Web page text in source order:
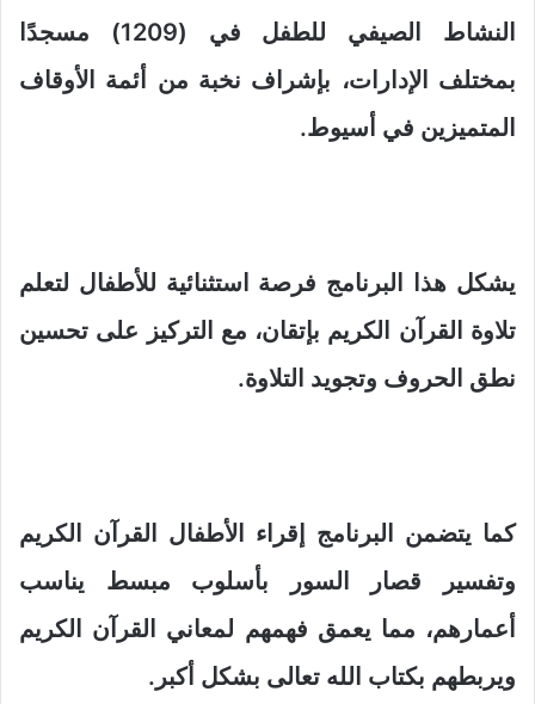
النشاط الصيفي للطفل في (1209) مسجدًا
بمختلف الإدارات، بإشراف نخبة من أئمة الأوقاف
المتميزين في أسيوط.
يشكل هذا البرنامج فرصة استثنائية للأطفال لتعلم
تلاوة القرآن الكريم بإتقان، مع التركيز على تحسين
نطق الحروف وتجويد التلاوة.
كما يتضمن البرنامج إقراء الأطفال القرآن الكريم
وتفسير قصار السور بأسلوب مبسط يناسب
أعمارهم، مما يعمق فهمهم لمعاني القرآن الكريم
ويربطهم بكتاب الله تعالى بشكل أكبر.